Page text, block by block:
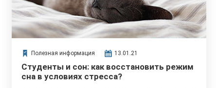
Полезная информация 13.01.21
Студенты и сон: как восстановить режим
сна в условиях стресса?